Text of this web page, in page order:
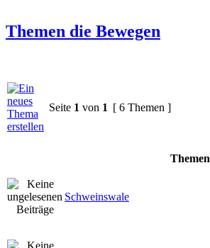
Themen die Bewegen
Seite 1 von 1 [ 6 Themen ]
Themen
Schweinswale